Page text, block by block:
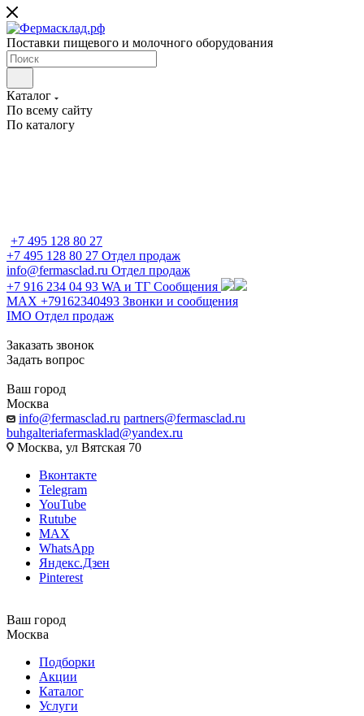
Поставки пищевого и молочного оборудования
Каталог
По всему сайту
По каталогу
+7 495 128 80 27
+7 495 128 80 27 Отдел продаж
info@fermasclad.ru Отдел продаж
+7 916 234 04 93 WA и ТГ Сообщения
MAX +79162340493 Звонки и сообщения
IMO Отдел продаж
Заказать звонок
Задать вопрос
Ваш город
Москва
info@fermasclad.ru partners@fermasclad.ru
buhgalteriafermasklad@yandex.ru
Москва, ул Вятская 70
Вконтакте
Telegram
YouTube
Rutube
MAX
WhatsApp
Яндекс.Дзен
Pinterest
Ваш город
Москва
Подборки
Акции
Каталог
Услуги